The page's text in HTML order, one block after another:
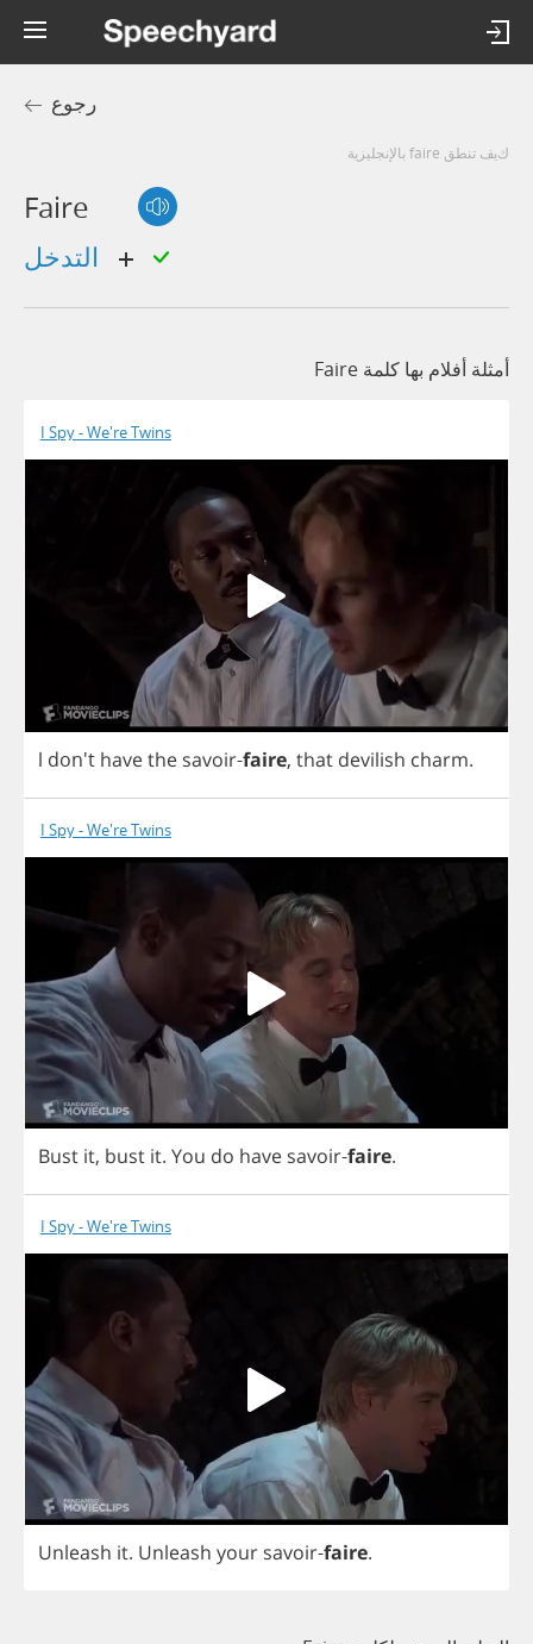
رجوع
كيف تنطق faire بالإنجليزية
Faire
أمثلة أفلام بها كلمة Faire
I Spy - We're Twins
l don't havethe savoir-faire, that devilish charm.
I Spy - We're Twins
Bust it, bust it. You do have savoir-faire.
I Spy - We're Twins
Unleash it. Unleash your savoir-faire.